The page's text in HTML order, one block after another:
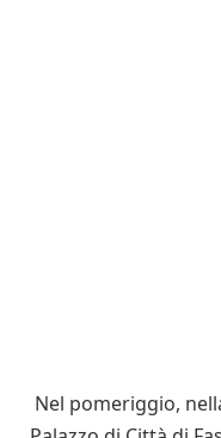
Nel pomeriggio,